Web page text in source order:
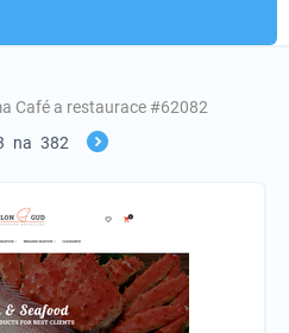
Café a restaurace #62082
na 382